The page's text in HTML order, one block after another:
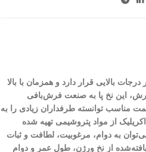
بالایی قرار دارد و همزمان با بالا
این نخ پا به صنعت فرش‌بافی
مناسب توانسته طرفداران زیادی را به
از مواد پتروشیمی تهیه شده
به دوام، مرغوبیت، لطافت و ثبات
از نخ ورژن، طول عمر و دوام